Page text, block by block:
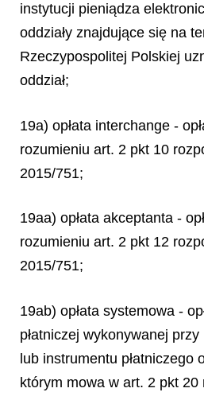
instytucji pieniądza
oddziały znajdujące się na
Rzeczypospolitej Polskiej
oddział;
19a) opłata interchange -
rozumieniu art. 2 pkt 10
2015/751;
19aa) opłata akceptanta -
rozumieniu art. 2 pkt 12
2015/751;
19ab) opłata systemowa -
płatniczej wykonywanej
lub instrumentu płatniczego
którym mowa w art. 2 pkt